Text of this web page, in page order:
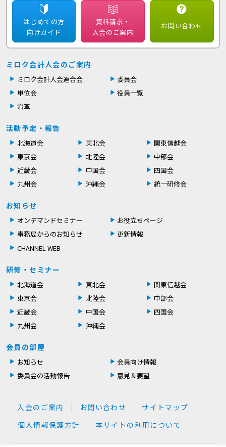
はじめての方
向けガイド
資料請求・
入会のご案内
お問い合わせ
ミロク会計人会のご案内
ミロク会計人会連合会
委員会
単位会
役員一覧
沿革
活動予定・報告
北海道会 東北会
関東信越会
東京会
北陸会
中部会
近畿会
中国会
四国会
九州会
沖縄会 統一研修会
お知らせ
オンデマンドセミナー
お役立ちページ
事務局からのお知らせ
更新情報
CHANNEL WEB
研修・セミナー
北海道会 東北会
関東信越会
東京会
北陸会
中部会
近畿会
中国会
四国会
九州会
沖縄会
会員の部屋
お知らせ
会員向け情報
委員会の活動報告
意見＆要望
入会のご案内 お問い合わせ
サイトマップ
個人情報保護方針
本サイトの利用について